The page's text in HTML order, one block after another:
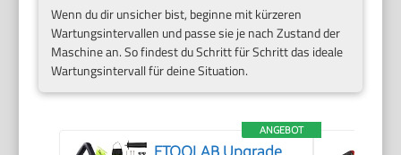
Wenn du dir unsicher bist, beginne mit kürzeren
Wartungsintervallen und passe sie je nach Zustand der
Maschine an. So findest du Schritt für Schritt das ideale
Wartungsintervall für deine Situation.
ANGEBOT